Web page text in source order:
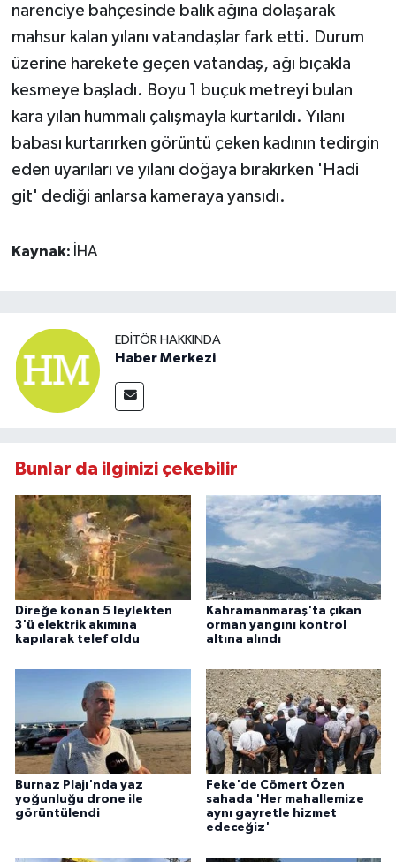
narenciye bahçesinde balık ağına dolaşarak
mahsur kalan yılanı vatandaşlar fark etti. Durum
üzerine harekete geçen vatandaş, ağı bıçakla
kesmeye başladı. Boyu 1 buçuk metreyi bulan
kara yılan hummalı çalışmayla kurtarıldı. Yılanı
babası kurtarırken görüntü çeken kadının tedirgin
eden uyarıları ve yılanı doğaya bırakırken 'Hadi
git' dediği anlarsa kameraya yansıdı.
Kaynak: İHA
EDITÖR HAKKINDA
Haber Merkezi
Bunlar da ilginizi çekebilir
Direğe konan 5 leylekten
3'ü elektrik akımına
kapılarak telef oldu
Kahramanmaraş'ta çıkan
orman yangını kontrol
altına alındı
Burnaz Plajı'nda yaz
yoğunluğu drone ile
görüntülendi
Feke'de Cömert Özen
sahada 'Her mahallemize
aynı gayretle hizmet
edeceğiz'